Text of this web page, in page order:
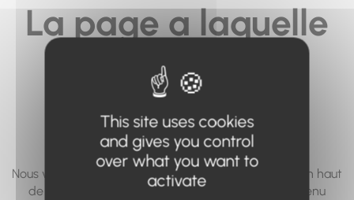
La page a laquelle
vous cherchez à
accéder n'existe
pas... ou plus.
Nous vous invitons à utiliser le moteur de recherche en haut
de page, ou à utiliser le menu pour trouver le contenu
This site uses cookies
and gives you control
over what you want to
activate